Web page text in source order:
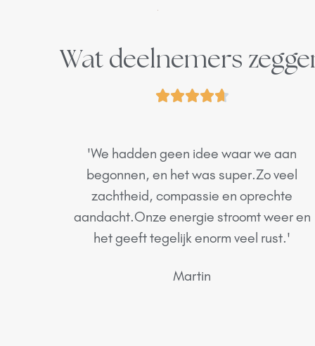
Wat deelnemers

'We hadden geen idee waar we aan
begonnen, en het was super.Zo veel
zachtheid, compassie en oprechte
aandacht.Onze energie stroomt weer en
het geeft tegelijk enorm veel rust.'
Martin